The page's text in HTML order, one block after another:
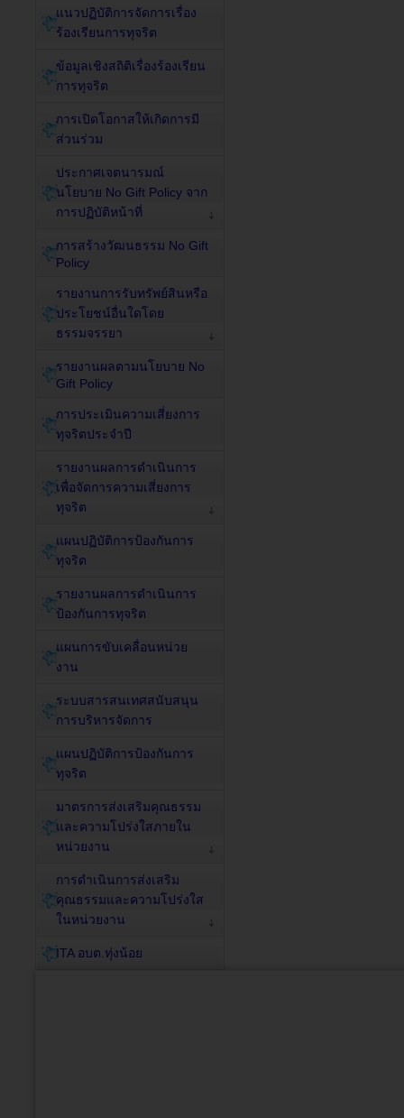
แนวปฏิบัติการจัดการเรื่อง
ร้องเรียนการทุจริต
ข้อมูลเชิงสถิติเรื่องร้องเรียน
การทุจริต
การเปิดโอกาสให้เกิดการมี
ส่วนร่วม
ประกาศเจตนารมณ์
นโยบาย No Gift Policy จาก
การปฏิบัติหน้าที่
การสร้างวัฒนธรรม No Gift
Policy
รายงานการรับทรัพย์สินหรือ
ประโยชน์อื่นใดโดย
ธรรมจรรยา
รายงานผลตามนโยบาย No
Gift Policy
การประเมินความเสี่ยงการ
ทุจริตประจำปี
รายงานผลการดำเนินการ
เพื่อจัดการความเสี่ยงการ
ทุจริต
แผนปฏิบัติการป้องกันการ
ทุจริต
รายงานผลการดำเนินการ
ป้องกันการทุจริต
แผนการขับเคลื่อนหน่วย
งาน
ระบบสารสนเทศสนับสนุน
การบริหารจัดการ
แผนปฏิบัติการป้องกันการ
ทุจริต
มาตรการส่งเสริมคุณธรรม
และความโปร่งใสภายใน
หน่วยงาน
การดำเนินการส่งเสริม
คุณธรรมและความโปร่งใส
ในหน่วยงาน
ITA อบต.ทุ่งน้อย